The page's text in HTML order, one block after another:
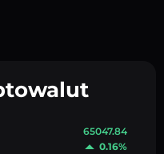
65047.84
0.16%